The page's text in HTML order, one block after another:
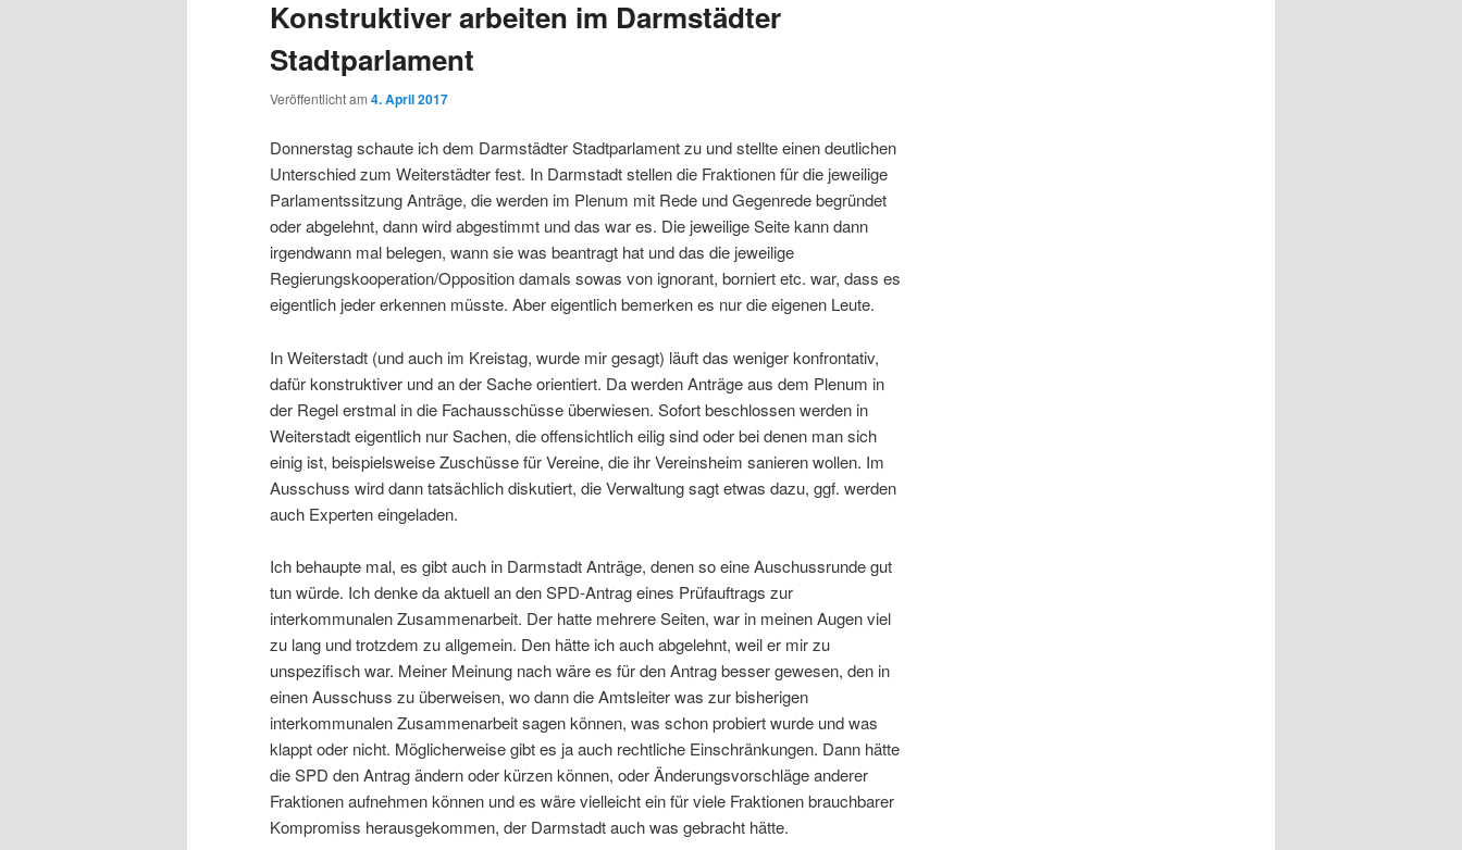
Konstruktiver arbeiten im Darmstädter
Stadtparlament
Veröffentlicht am 4. April 2017
Donnerstag schaute ich dem Darmstädter Stadtparlament zu und stellte einen deutlichen
Unterschied zum Weiterstädter fest. In Darmstadt stellen die Fraktionen für die jeweilige
Parlamentssitzung Anträge, die werden im Plenum mit Rede und Gegenrede begründet
oder abgelehnt, dann wird abgestimmt und das war es. Die jeweilige Seite kann dann
irgendwann mal belegen, wann sie was beantragt hat und das die jeweilige
Regierungskooperation/Opposition damals sowas von ignorant, borniert etc. war, dass es
eigentlich jeder erkennen müsste. Aber eigentlich bemerken es nur die eigenen Leute.
In Weiterstadt (und auch im Kreistag, wurde mir gesagt) läuft das weniger konfrontativ,
dafür konstruktiver und an der Sache orientiert. Da werden Anträge aus dem Plenum in
der Regel erstmal in die Fachausschüsse überwiesen. Sofort beschlossen werden in
Weiterstadt eigentlich nur Sachen, die offensichtlich eilig sind oder bei denen man sich
einig ist, beispielsweise Zuschüsse für Vereine, die ihr Vereinsheim sanieren wollen. Im
Ausschuss wird dann tatsächlich diskutiert, die Verwaltung sagt etwas dazu, ggf. werden
auch Experten eingeladen.
Ich behaupte mal, es gibt auch in Darmstadt Anträge, denen so eine Auschussrunde gut
tun würde. Ich denke da aktuell an den SPD-Antrag eines Prüfauftrags zur
interkommunalen Zusammenarbeit. Der hatte mehrere Seiten, war in meinen Augen viel
zu lang und trotzdem zu allgemein. Den hätte ich auch abgelehnt, weil er mir zu
unspezifisch war. Meiner Meinung nach wäre es für den Antrag besser gewesen, den in
einen Ausschuss zu überweisen, wo dann die Amtsleiter was zur bisherigen
interkommunalen Zusammenarbeit sagen können, was schon probiert wurde und was
klappt oder nicht. Möglicherweise gibt es ja auch rechtliche Einschränkungen. Dann hätte
die SPD den Antrag ändern oder kürzen können, oder Änderungsvorschläge anderer
Fraktionen aufnehmen können und es wäre vielleicht ein für viele Fraktionen brauchbarer
Kompromiss herausgekommen, der Darmstadt auch was gebracht hätte.